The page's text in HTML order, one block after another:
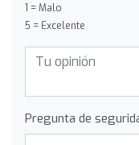
1 = Malo
5 = Excelente
Pregunta de